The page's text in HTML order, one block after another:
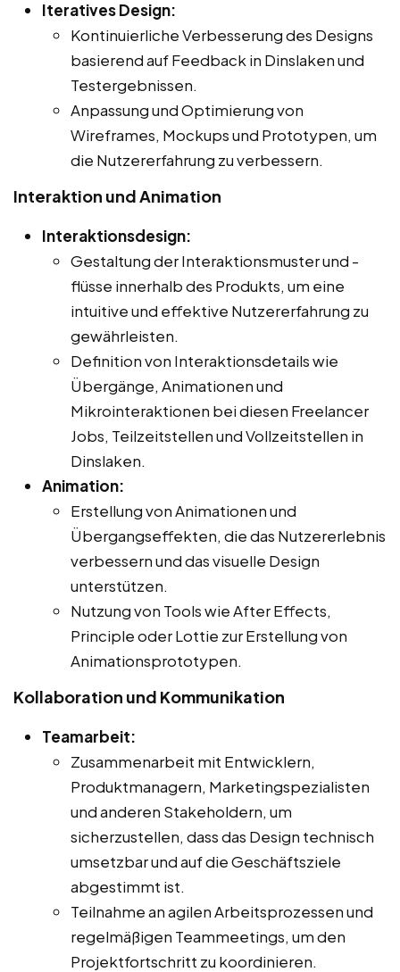
Iteratives Design:
Kontinuierliche Verbesserung des Designs
basierend auf Feedback in Dinslaken und
Testergebnissen.
Anpassung und Optimierung von
Wireframes, Mockups und Prototypen, um
die Nutzererfahrung zu verbessern.
Interaktion und Animation
Interaktionsdesign:
Gestaltung der Interaktionsmuster und -
flüsse innerhalb des Produkts, um eine
intuitive und effektive Nutzererfahrung zu
gewährleisten.
Definition von Interaktionsdetails wie
Übergänge, Animationen und
Mikrointeraktionen bei diesen Freelancer
Jobs, Teilzeitstellen und Vollzeitstellen in
Dinslaken.
Animation:
Erstellung von Animationen und
Übergangseffekten, die das Nutzererlebnis
verbessern und das visuelle Design
unterstützen.
Nutzung von Tools wie After Effects,
Principle oder Lottie zur Erstellung von
Animationsprototypen.
Kollaboration und Kommunikation
Teamarbeit:
Zusammenarbeit mit Entwicklern,
Produktmanagern, Marketingspezialisten
und anderen Stakeholdern, um
sicherzustellen, dass das Design technisch
umsetzbar und auf die Geschäftsziele
abgestimmt ist.
Teilnahme an agilen Arbeitsprozessen und
regelmäßigen Teammeetings, um den
Projektfortschritt zu koordinieren.